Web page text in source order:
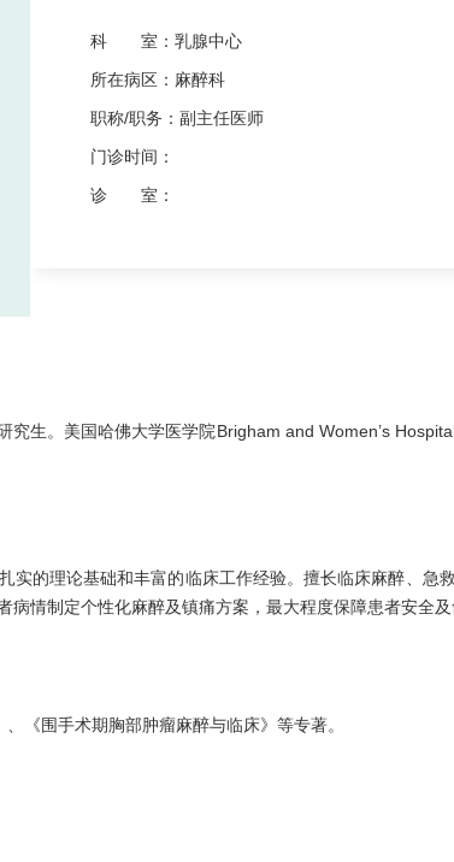
科 室： 乳腺中心
所在病区： 麻醉科
职称/职务： 副主任医师
门诊时间：
诊 室：
究生。美国哈佛大学医学院Brigham and Women’s
实的理论基础和丰富的临床工作经验。擅长临床麻醉、
情制定个性化麻醉及镇痛方案，最大程度保障患者安全及
《围手术期胸部肿瘤麻醉与临床》等专著。